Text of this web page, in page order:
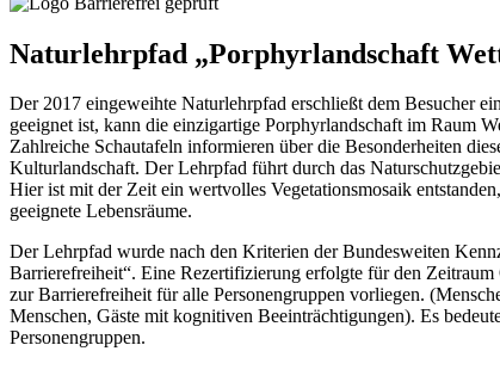
Naturlehrpfad „Porphyrlandschaft
Der 2017 eingeweihte Naturlehrpfad erschließt dem Besucher
geeignet ist, kann die einzigartige Porphyrlandschaft im Raum
Zahlreiche Schautafeln informieren über die Besonderheiten
Kulturlandschaft. Der Lehrpfad führt durch das
Hier ist mit der Zeit ein wertvolles Vegetationsmosaik
geeignete Lebensräume.
Der Lehrpfad wurde nach den Kriterien der Bundesweiten
Barrierefreiheit“. Eine Rezertifizierung erfolgte für den
zur Barrierefreiheit für alle Personengruppen vorliegen.
Menschen, Gäste mit kognitiven Beeinträchtigungen). Es
Personengruppen.